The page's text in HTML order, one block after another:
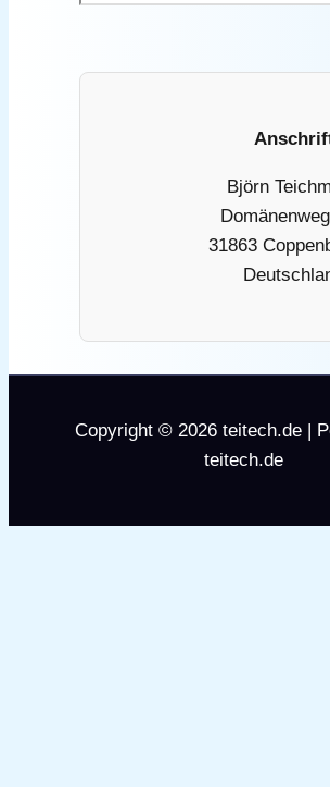
Björn
31863
Copyright © 2026 teitech.de |
teitech.de